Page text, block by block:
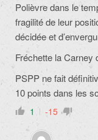
Polièvre dans le
fragilité de leur
décidée et
Fréchette la Carney
PSPP ne fait
10 points dans les
1 -15